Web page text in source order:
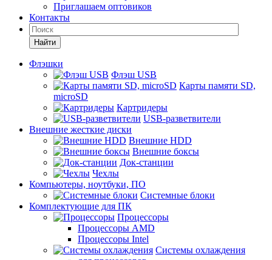
Приглашаем оптовиков
Контакты
Найти
Флэшки
Флэш USB
Карты памяти SD,
microSD
Картридеры
USB-разветвители
Внешние жесткие диски
Внешние HDD
Внешние боксы
Док-станции
Чехлы
Компьютеры, ноутбуки, ПО
Системные блоки
Комплектующие для ПК
Процессоры
Процессоры AMD
Процессоры Intel
Системы охлаждения